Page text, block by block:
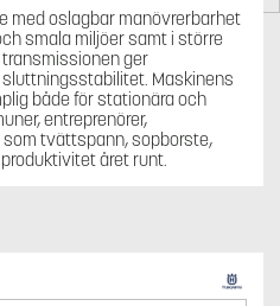
mängd
med oslagbar manövrerbarhet
smala miljöer samt i större
ger
Maskinens
både för stationära och
entreprenörer,
tvättspann, sopborste,
året runt.